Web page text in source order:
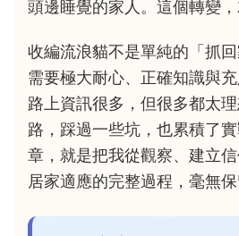
頭邊睡覺的家人。這個轉變，
收編流浪貓不是單純的「抓
需要極大耐心、正確知識與
路上資訊很多，但很多都太
路，踩過一些坑，也累積了
章，就是把我從觀察、建立
居家適應的完整過程，毫無保